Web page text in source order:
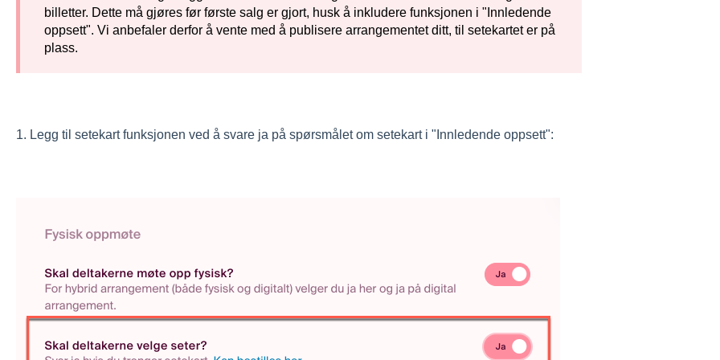
billetter. Dette må gjøres før første salg er gjort, husk å inkludere funksjonen i "Innledende
oppsett". Vi anbefaler derfor å vente med å publisere arrangementet ditt, til setekartet er på
plass.
1. Legg til setekart funksjonen ved å svare ja på spørsmålet om setekart i "Innledende oppsett":